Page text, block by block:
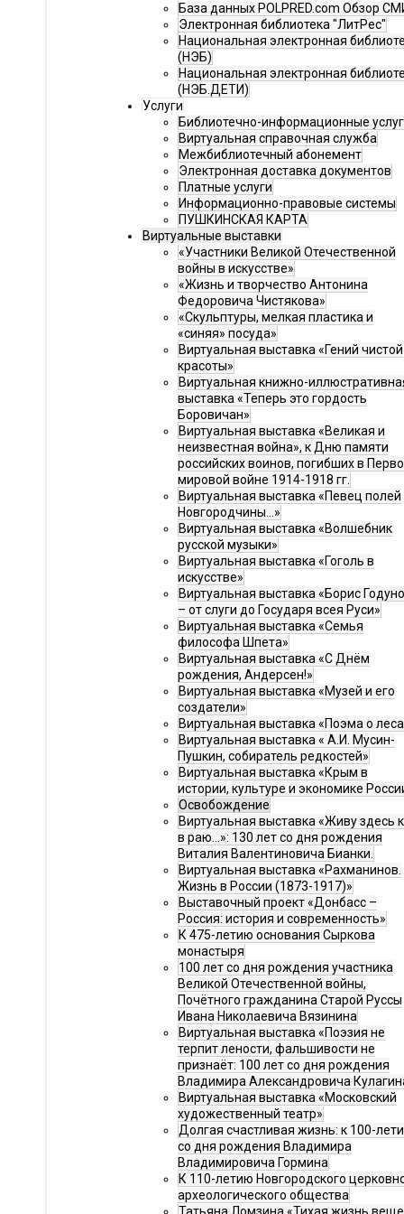
База данных POLPRED.com Обзор
Электронная библиотека "ЛитРес"
Национальная электронная
(НЭБ)
Национальная электронная
(НЭБ.ДЕТИ)
Услуги
Библиотечно-информационные
Виртуальная справочная служба
Межбиблиотечный абонемент
Электронная доставка документов
Платные услуги
Информационно-правовые системы
ПУШКИНСКАЯ КАРТА
Виртуальные выставки
«Участники Великой Отечественной
войны в искусстве»
«Жизнь и творчество Антонина
Федоровича Чистякова»
«Скульптуры, мелкая пластика и
«синяя» посуда»
Виртуальная выставка «Гений чистой
красоты»
Виртуальная книжно-
выставка «Теперь это гордость
Боровичан»
Виртуальная выставка «Великая и
неизвестная война», к Дню памяти
российских воинов, погибших в
мировой войне 1914-1918 гг.
Виртуальная выставка «Певец полей
Новгородчины…»
Виртуальная выставка «Волшебник
русской музыки»
Виртуальная выставка «Гоголь в
искусстве»
Виртуальная выставка «Борис
– от слуги до Государя всея Руси»
Виртуальная выставка «Семья
философа Шпета»
Виртуальная выставка «С Днём
рождения, Андерсен!»
Виртуальная выставка «Музей и его
создатели»
Виртуальная выставка «Поэма о
Виртуальная выставка « А.И. Мусин-
Пушкин, собиратель редкостей»
Виртуальная выставка «Крым в
истории, культуре и экономике
Освобождение
Виртуальная выставка «Живу здесь
в раю…»: 130 лет со дня рождения
Виталия Валентиновича Бианки.
Виртуальная выставка «Рахманинов.
Жизнь в России (1873-1917)»
Выставочный проект «Донбасс –
Россия: история и современность»
К 475-летию основания Сыркова
монастыря
100 лет со дня рождения участника
Великой Отечественной войны,
Почётного гражданина Старой Руссы
Ивана Николаевича Вязинина
Виртуальная выставка «Поэзия не
терпит лености, фальшивости не
признаёт: 100 лет со дня рождения
Владимира Александровича
Виртуальная выставка «Московский
художественный театр»
Долгая счастливая жизнь: к 100-
со дня рождения Владимира
Владимировича Гормина
К 110-летию Новгородского
археологического общества